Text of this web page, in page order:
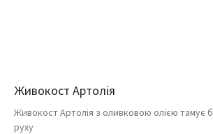
Живокост Артолія
Живокост Артолія з оливковою олією тамує
руху